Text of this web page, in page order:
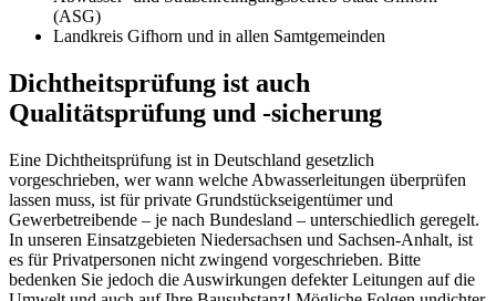
(ASG)
Landkreis Gifhorn und in allen Samtgemeinden
Dichtheitsprüfung ist auch
Qualitätsprüfung und -sicherung
Eine Dichtheitsprüfung ist in Deutschland gesetzlich
vorgeschrieben, wer wann welche Abwasserleitungen überprüfen
lassen muss, ist für private Grundstückseigentümer und
Gewerbetreibende – je nach Bundesland – unterschiedlich geregelt.
In unseren Einsatzgebieten Niedersachsen und Sachsen-Anhalt, ist
es für Privatpersonen nicht zwingend vorgeschrieben. Bitte
bedenken Sie jedoch die Auswirkungen defekter Leitungen auf die